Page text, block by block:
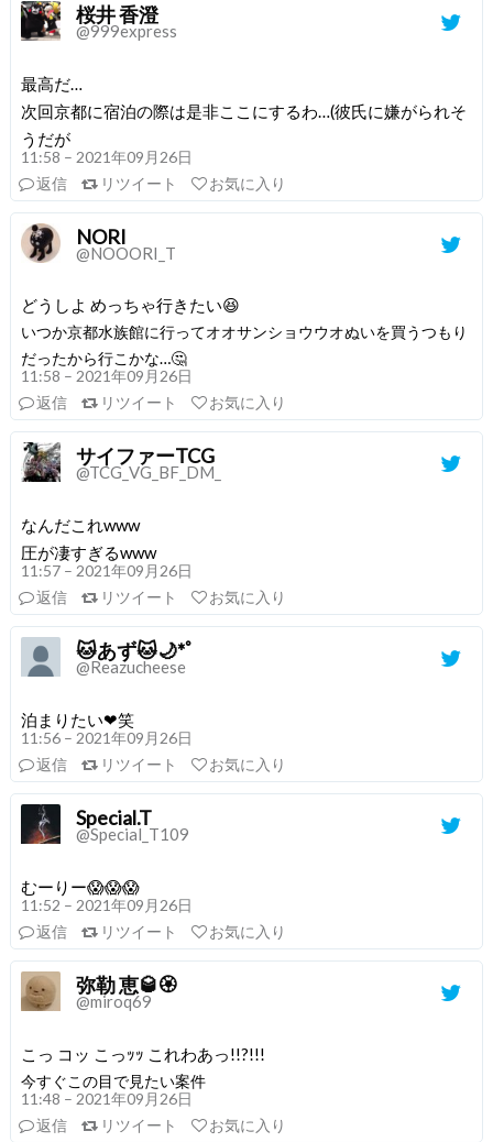
桜井 香澄
@999express
最高だ…
次回京都に宿泊の際は是非ここにするわ…(彼氏に嫌がられそ
うだが
11:58 – 2021年09月26日
返信
リツイート お気に入り
NORI
@NOOORI_T
どうしよ めっちゃ行きたい😆
いつか京都水族館に行ってオオサンショウウオぬいを買うつもり
だったから行こかな…🤔
11:58 – 2021年09月26日
返信
リツイート お気に入り
サイファーTCG
@TCG_VG_BF_DM_
なんだこれwww
圧が凄すぎるwww
11:57 – 2021年09月26日
返信
リツイート お気に入り
🐱あず🐱🌙*ﾟ
@Reazucheese
泊まりたい❤笑
11:56 – 2021年09月26日
返信
リツイート お気に入り
Special.T
@Special_T109
むーりー😱😱😱
11:52 – 2021年09月26日
返信
リツイート お気に入り
弥勒 恵🥃🏵
@miroq69
こっ コッ こっｯｯ これわあっ!!?!!!
今すぐこの目で見たい案件
11:48 – 2021年09月26日
返信
リツイート お気に入り